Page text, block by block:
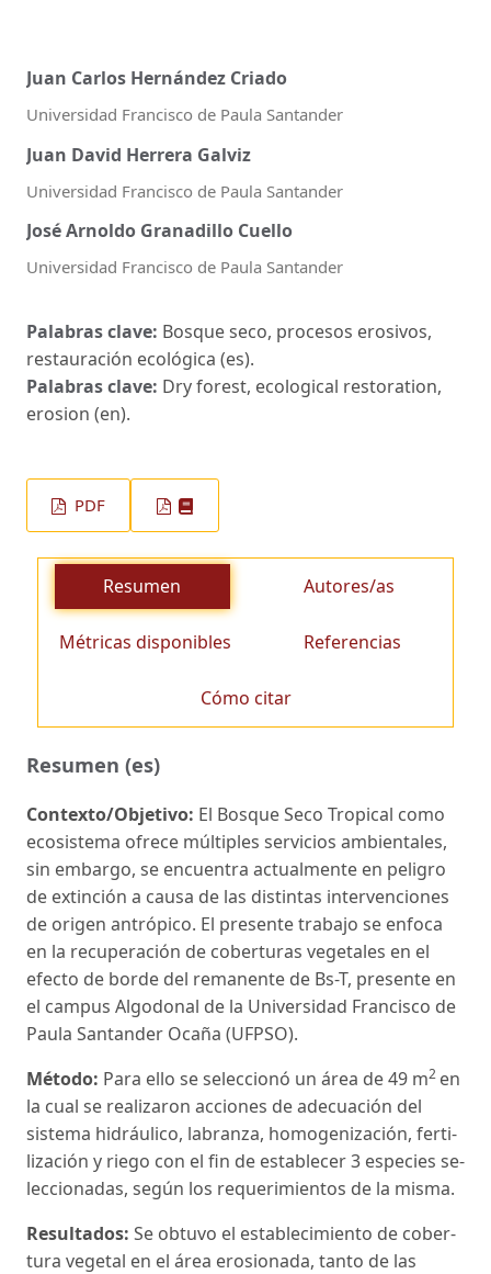
Juan Carlos Hernández Criado
Universidad Francisco de Paula Santander
Juan David Herrera Galviz
Universidad Francisco de Paula Santander
José Arnoldo Granadillo Cuello
Universidad Francisco de Paula Santander
Palabras clave: Bosque seco, procesos erosivos,
restauración ecológica (es).
Palabras clave: Dry forest, ecological restoration,
erosion (en).
PDF
Resumen Autores/as
Métricas disponibles Referencias
Cómo citar
Resumen (es)
Contexto/Objetivo: El Bosque Seco Tropical como
ecosistema ofrece múltiples servicios ambientales,
sin embargo, se encuentra actualmente en peligro
de extinción a causa de las distintas intervenciones
de origen antrópico. El presente trabajo se enfoca
en la recuperación de coberturas vegetales en el
efecto de borde del remanente de Bs-T, presente en
el cam­pus Algodonal de la Universidad Francisco de
Paula Santander Ocaña (UFPSO).
Método: Para ello se seleccionó un área de 49 m2 en
la cual se realizaron acciones de adecuación del
sistema hidráulico, labranza, homogenización, ferti­
lización y riego con el fin de establecer 3 especies se­
leccionadas, según los requerimientos de la misma.
Resultados: Se obtuvo el establecimiento de cober­
tura vegetal en el área erosionada, tanto de las